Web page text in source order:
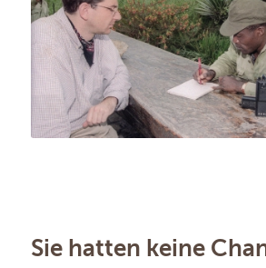
Sie hatten keine